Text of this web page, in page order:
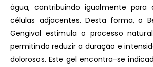
água, contribuindo igualmente para
células adjacentes. Desta forma, o
Gengival estimula o processo
permitindo reduzir a duração e
dolorosos. Este gel encontra-se